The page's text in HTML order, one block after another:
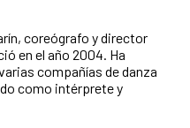
coreógrafo y director
en el año 2004. Ha
compañías de danza
como intérprete y